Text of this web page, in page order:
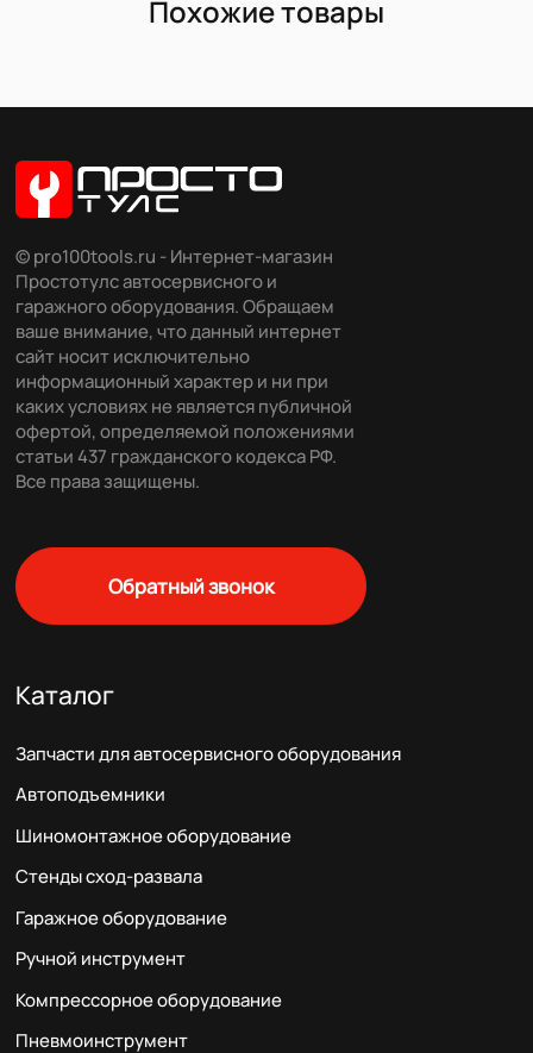
Похожие товары
© pro100tools.ru - Интернет-магазин
Простотулс автосервисного и
гаражного оборудования. Обращаем
ваше внимание, что данный интернет
сайт носит исключительно
информационный характер и ни при
каких условиях не является публичной
офертой, определяемой положениями
статьи 437 гражданского кодекса РФ.
Все права защищены.
Обратный звонок
Каталог
Запчасти для автосервисного оборудования
Автоподъемники
Шиномонтажное оборудование
Стенды сход-развала
Гаражное оборудование
Ручной инструмент
Компрессорное оборудование
Пневмоинструмент